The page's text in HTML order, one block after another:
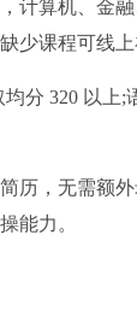
算机、金融
少课程可线上
320 以上;
，无需额外
能力。